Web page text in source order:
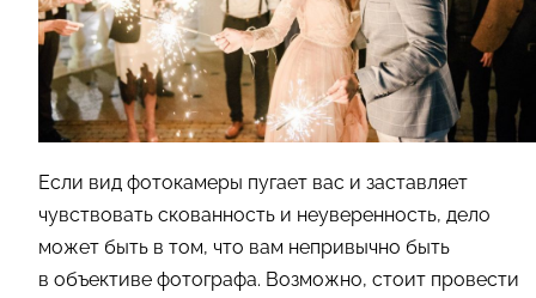
Если вид фотокамеры пугает вас и заставляет
чувствовать скованность и неуверенность, дело
может быть в том, что вам непривычно быть
в объективе фотографа. Возможно, стоит провести